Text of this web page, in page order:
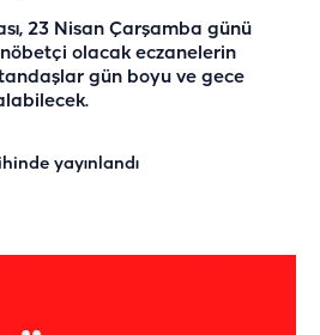
23 Nisan Çarşamba günü
olacak eczanelerin
gün boyu ve gece
yayınlandı